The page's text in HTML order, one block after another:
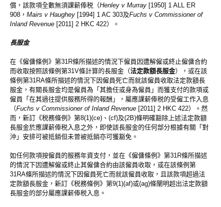
償，該款項全數無須課薪俸税（Henley v Murray [1950] 1 ALL ER
908， Mairs v Haughey [1994] 1 AC 303及Fuchs v Commissioner of
Inland Revenue [2011] 2 HKC 422）。
長服金
在《僱傭條例》第31R條所描述的情況下僱員因遭解僱或終止僱傭合約
而收取按照該條例第31V條計算的長服金（法定款額長服金），或在該
條例第31RA條所描述的情況下因僱員死亡而就該僱員收取法定款額長
服金，有關長服金均是僱員為「其擔任或身為僱員」而獲支付的款項或
僱員「在其過往提供服務所得的報酬」，屬應課薪俸税的受僱工作入息
（Fuchs v Commissioner of Inland Revenue [2011] 2 HKC 422）。然
而，新訂《税務條例》第8(1)(ce)、(cf)及(2B)條明確豁除上述法定款額
長服金於應課薪俸税入息之外，即使該長服金的任何部分根據有關「對
沖」安排可被抵銷但未曾被抵銷亦可獲豁免。
如任何款項按僱員的服務年資支付，並在《僱傭條例》第31R條所描述
的情況下因遭解僱或終止其僱傭合約由該僱員收取，或在該條例第
31RA條所描述的情況下因僱員死亡而就該僱員收取，且該款項超過法
定款額長服金，新訂《税務條例》第9(1)(af)或(ag)條闡明超出法定款額
長服金的部分屬應課薪俸税入息。